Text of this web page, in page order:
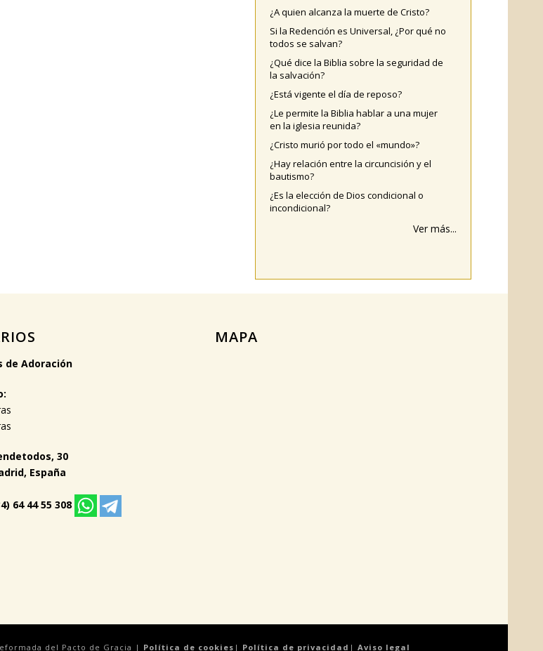
¿A quien alcanza la muerte de Cristo?
Si la Redención es Universal, ¿Por qué no
todos se salvan?
¿Qué dice la Biblia sobre la seguridad de
la salvación?
¿Está vigente el día de reposo?
¿Le permite la Biblia hablar a una mujer
en la iglesia reunida?
¿Cristo murió por todo el «mundo»?
¿Hay relación entre la circuncisión y el
bautismo?
¿Es la elección de Dios condicional o
incondicional?
Ver más...
de Adoración
30
España
64 44 55 308
MAPA
del Pacto de Gracia | Política de cookies | Política de privacidad | Aviso legal